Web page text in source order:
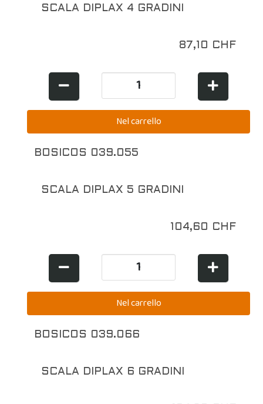
SCALA DIPLAX 4 GRADINI
87,10 CHF
BOSICOS 039.055
SCALA DIPLAX 5 GRADINI
104,60 CHF
BOSICOS 039.066
SCALA DIPLAX 6 GRADINI